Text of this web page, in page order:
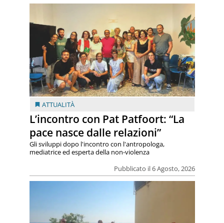
ATTUALITÀ
L’incontro con Pat Patfoort: “La
pace nasce dalle relazioni”
Pubblicato il 6 Agosto, 2026
Gli sviluppi dopo l'incontro con l'antropologa,
mediatrice ed esperta della non-violenza